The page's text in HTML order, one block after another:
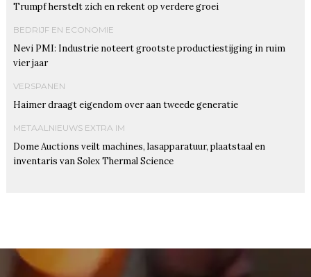
Trumpf herstelt zich en rekent op verdere groei
BEDRIJF EN ECONOMIE
Nevi PMI: Industrie noteert grootste productiestijging in ruim
vier jaar
VERSPANEN
Haimer draagt eigendom over aan tweede generatie
METAALNIEUWS EXTRA IM
Dome Auctions veilt machines, lasapparatuur, plaatstaal en
inventaris van Solex Thermal Science